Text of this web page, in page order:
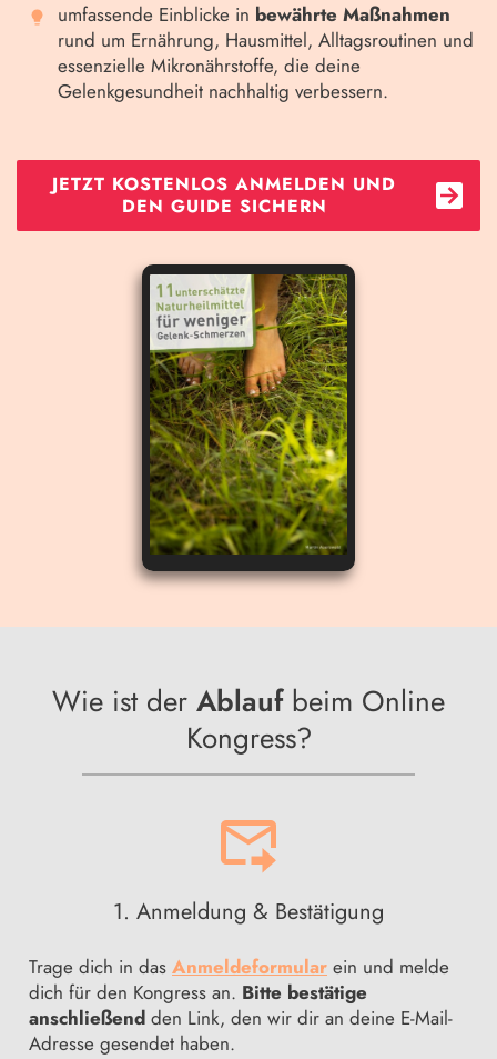
umfassende Einblicke in bewährte Maßnahmen
rund um Ernährung, Hausmittel, Alltagsroutinen und
essenzielle Mikronährstoffe, die deine
Gelenkgesundheit nachhaltig verbessern.
JETZT KOSTENLOS ANMELDEN UND
DEN GUIDE SICHERN
Wie ist der Ablaufbeim Online
Kongress?
1. Anmeldung & Bestätigung
Trage dich in das Anmeldeformular ein und melde
dich für den Kongress an. Bitte bestätige
anschließend den Link, den wir dir an deine E-Mail-
Adresse gesendet haben.